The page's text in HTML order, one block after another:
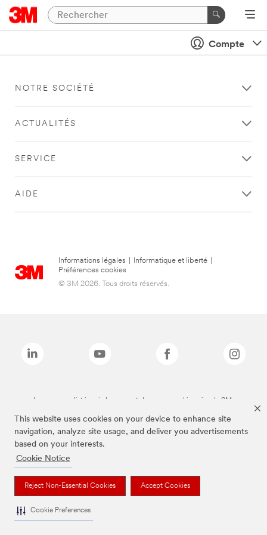
This website uses cookies on your device to enhance site
navigation, analyze site usage, and deliver you advertisements
based on your interests.
Cookie Notice
Reject Non-Essential Cookies Accept Cookies
Cookie Preferences
Compte
NOTRE SOCIÉTÉ
ACTUALITÉS
SERVICE
AIDE
Informations légales Informatique et liberté
Préférences cookies
© 3M 2026. Tous droits réservés.
Les marques listées ci-dessus sont des marques déposées de 3M.